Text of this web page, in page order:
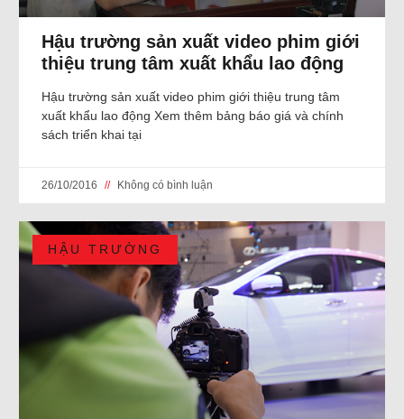
Hậu trường sản xuất video phim giới
thiệu trung tâm xuất khẩu lao động
Hậu trường sản xuất video phim giới thiệu trung tâm
xuất khẩu lao động Xem thêm bảng báo giá và chính
sách triển khai tại
26/10/2016 Không có bình luận
HẬU TRƯỜNG